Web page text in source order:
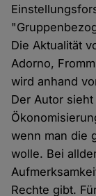
Die Aktualität
Adorno,
wird anhand
Der Autor
wenn man die
wolle. Bei
Rechte gibt.